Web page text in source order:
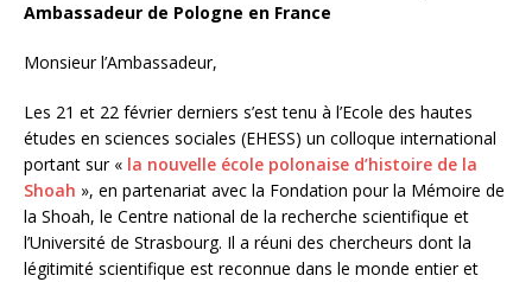
Ambassadeur de Pologne en France
Monsieur l’Ambassadeur,
Les 21 et 22 février derniers s’est tenu à l’Ecole des hautes
études en sciences sociales (EHESS) un colloque international
portant sur « la nouvelle école polonaise d’histoire de la
Shoah », en partenariat avec la Fondation pour la Mémoire de
la Shoah, le Centre national de la recherche scientifique et
l’Université de Strasbourg. Il a réuni des chercheurs dont la
légitimité scientifique est reconnue dans le monde entier et